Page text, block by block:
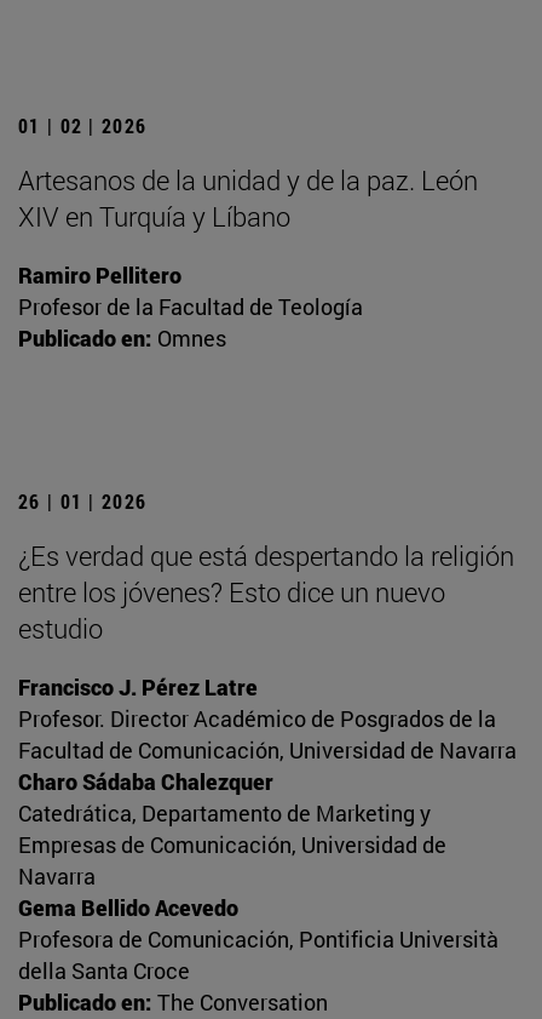
01 | 02 | 2026
Artesanos de la unidad y de la paz. León
XIV en Turquía y Líbano
Ramiro Pellitero
Profesor de la Facultad de Teología
Publicado en: Omnes
26 | 01 | 2026
¿Es verdad que está despertando la religión
entre los jóvenes? Esto dice un nuevo
estudio
Francisco J. Pérez Latre
Profesor. Director Académico de Posgrados de la
Facultad de Comunicación, Universidad de Navarra
Charo Sádaba Chalezquer
Catedrática, Departamento de Marketing y
Empresas de Comunicación, Universidad de
Navarra
Gema Bellido Acevedo
Profesora de Comunicación, Pontificia Università
della Santa Croce
Publicado en: The Conversation